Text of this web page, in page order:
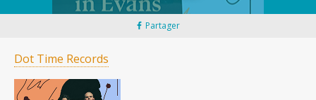
Partager
Dot Time Records